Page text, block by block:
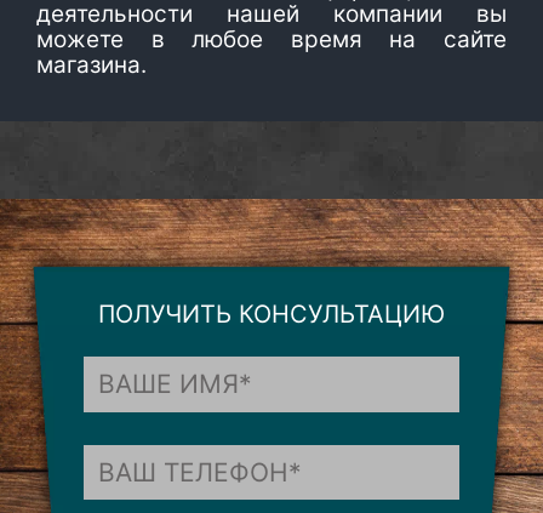
деятельности нашей компании вы
можете в любое время на сайте
магазина.
ПОЛУЧИТЬ КОНСУЛЬТАЦИЮ